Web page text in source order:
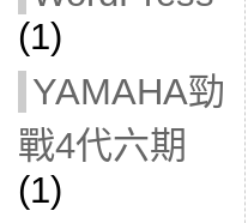
(1)
YAMAHA勁
戰4代六期
(1)